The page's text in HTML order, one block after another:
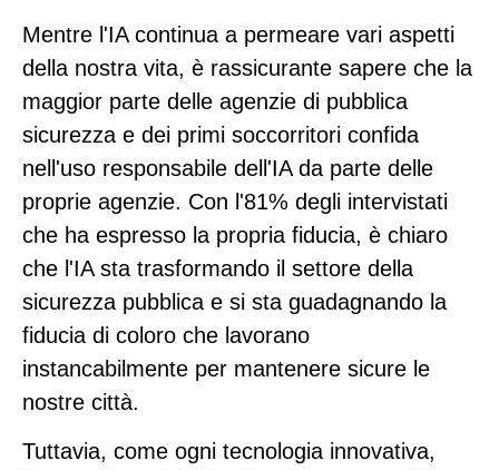
Mentre l'IA continua a permeare vari aspetti
della nostra vita, è rassicurante sapere che la
maggior parte delle agenzie di pubblica
sicurezza e dei primi soccorritori confida
nell'uso responsabile dell'IA da parte delle
proprie agenzie. Con l'81% degli intervistati
che ha espresso la propria fiducia, è chiaro
che l'IA sta trasformando il settore della
sicurezza pubblica e si sta guadagnando la
fiducia di coloro che lavorano
instancabilmente per mantenere sicure le
nostre città.
Tuttavia, come ogni tecnologia innovativa,